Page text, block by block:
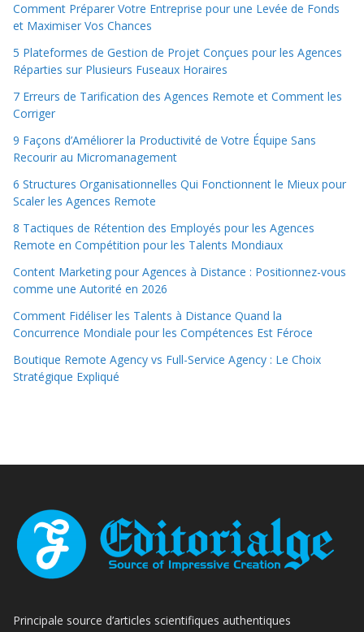
Comment Préparer Votre Entreprise pour une Levée de Fonds
et Maximiser Vos Chances
5 Plateformes de Gestion de Projet Conçues pour les Agences
Réparties sur Plusieurs Fuseaux Horaires
7 Erreurs de Tarification des Agences Remote et Comment les
Corriger
9 Façons d’Améliorer la Productivité de Votre Équipe Sans
Recourir au Micromanagement
6 Structures Organisationnelles Qui Fonctionnent le Mieux pour
Scaler les Agences Remote
8 Tactiques de Rétention des Employés pour les Agences
Remote en Compétition pour les Talents Mondiaux
Content Marketing pour Agences à Distance : Positionnez-vous
comme une Autorité en 2026
Comment Fidéliser les Talents à Distance Quand la
Concurrence Mondiale pour les Compétences Est Féroce
Boutique Remote Agency vs Full-Service Agency : Le Choix
Stratégique Expliqué
Principale source d’articles scientifiques authentiques